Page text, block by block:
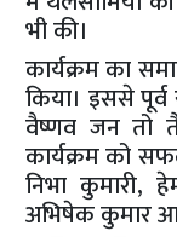
भी की।
कार्यक्रम का
किया। इससे पूर्व
वैष्णव जन तो
कार्यक्रम को
निभा कुमारी,
अभिषेक कुमार